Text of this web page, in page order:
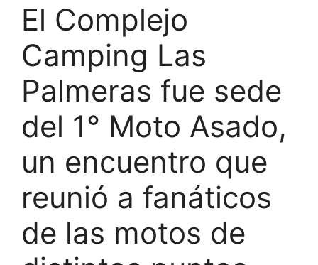
El Complejo
Camping Las
Palmeras fue sede
del 1° Moto Asado,
un encuentro que
reunió a fanáticos
de las motos de